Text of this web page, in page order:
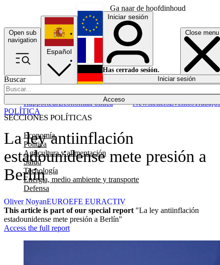
Ga naar de hoofdinhoud
Open sub
navigation
Close menu
Buscar
Acceso
SECCIONES POLÍTICAS
Economía
Política
Agricultura y alimentación
Salud
Tecnología
Energía, medio ambiente y transporte
Defensa
RapporteurEconomíaPolítica NewslettersEventosTrabajos
Español
English
Français
Iniciar sesión
Has cerrado sesión.
Iniciar sesión
La ley antiinflación
estadounidense mete presión a
Berlín
POLÍTICA
Oliver NoyanEUROEFE EURACTIV
This article is part of our special report "La ley antiinflación
estadounidense mete presión a Berlín"
Access the full report